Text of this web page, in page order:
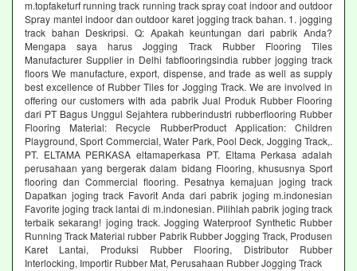
m.topfaketurf running track running track spray coat indoor and outdoor
Spray mantel indoor dan outdoor karet jogging track bahan. 1. jogging
track bahan Deskripsi. Q: Apakah keuntungan dari pabrik Anda?
Mengapa saya harus Jogging Track Rubber Flooring Tiles
Manufacturer Supplier in Delhi fabflooringsindia rubber jogging track
floors We manufacture, export, dispense, and trade as well as supply
best excellence of Rubber Tiles for Jogging Track. We are involved in
offering our customers with ada pabrik Jual Produk Rubber Flooring
dari PT Bagus Unggul Sejahtera rubberindustri rubberflooring Rubber
Flooring Material: Recycle RubberProduct Application: Children
Playground, Sport Commercial, Water Park, Pool Deck, Jogging Track,.
PT. ELTAMA PERKASA eltamaperkasa PT. Eltama Perkasa adalah
perusahaan yang bergerak dalam bidang Flooring, khususnya Sport
flooring dan Commercial flooring. Pesatnya kemajuan joging track
Dapatkan joging track Favorit Anda dari pabrik joging m.indonesian
Favorite joging track lantai di m.indonesian. Pilihlah pabrik joging track
terbaik sekarang! joging track. Jogging Waterproof Synthetic Rubber
Running Track Material rubber Pabrik Rubber Jogging Track, Produsen
Karet Lantai, Produksi Rubber Flooring, Distributor Rubber
Interlocking, Importir Rubber Mat, Perusahaan Rubber Jogging Track